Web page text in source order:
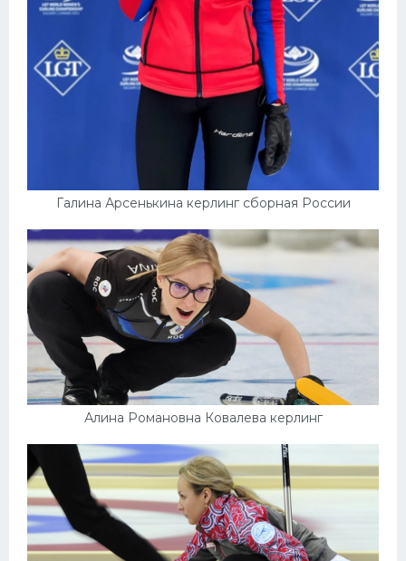
Галина Арсенькина керлинг сборная России
Алина Романовна Ковалева керлинг